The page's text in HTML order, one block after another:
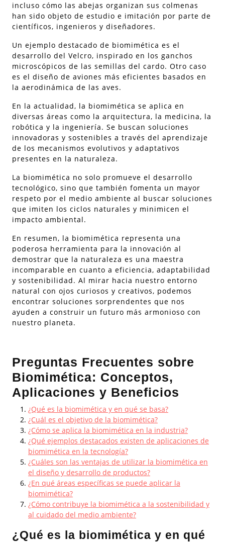
incluso cómo las abejas organizan sus colmenas
han sido objeto de estudio e imitación por parte de
científicos, ingenieros y diseñadores.
Un ejemplo destacado de biomimética es el
desarrollo del Velcro, inspirado en los ganchos
microscópicos de las semillas del cardo. Otro caso
es el diseño de aviones más eficientes basados en
la aerodinámica de las aves.
En la actualidad, la biomimética se aplica en
diversas áreas como la arquitectura, la medicina, la
robótica y la ingeniería. Se buscan soluciones
innovadoras y sostenibles a través del aprendizaje
de los mecanismos evolutivos y adaptativos
presentes en la naturaleza.
La biomimética no solo promueve el desarrollo
tecnológico, sino que también fomenta un mayor
respeto por el medio ambiente al buscar soluciones
que imiten los ciclos naturales y minimicen el
impacto ambiental.
En resumen, la biomimética representa una
poderosa herramienta para la innovación al
demostrar que la naturaleza es una maestra
incomparable en cuanto a eficiencia, adaptabilidad
y sostenibilidad. Al mirar hacia nuestro entorno
natural con ojos curiosos y creativos, podemos
encontrar soluciones sorprendentes que nos
ayuden a construir un futuro más armonioso con
nuestro planeta.
Preguntas Frecuentes sobre
Biomimética: Conceptos,
Aplicaciones y Beneficios
¿Qué es la biomimética y en qué se basa?
¿Cuál es el objetivo de la biomimética?
¿Cómo se aplica la biomimética en la industria?
¿Qué ejemplos destacados existen de aplicaciones de
biomimética en la tecnología?
¿Cuáles son las ventajas de utilizar la biomimética en
el diseño y desarrollo de productos?
¿En qué áreas específicas se puede aplicar la
biomimética?
¿Cómo contribuye la biomimética a la sostenibilidad y
al cuidado del medio ambiente?
¿Qué es la biomimética y en qué